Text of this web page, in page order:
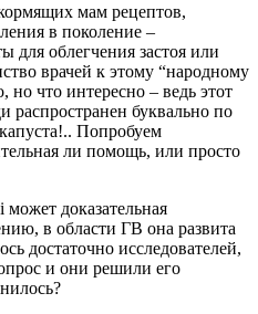
мам рецептов,
в поколение –
для облегчения застоя или
врачей к этому “народному
но что интересно – ведь этот
распространен буквально по
Попробуем
ли помощь, или просто
доказательная
в области ГВ она развита
достаточно исследователей,
и они решили его